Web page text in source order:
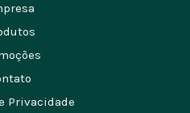
Privacidade